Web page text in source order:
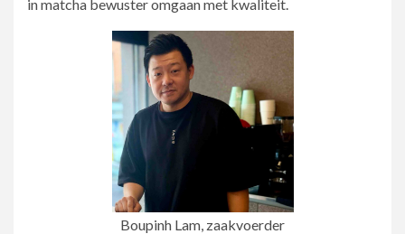
in matcha bewuster omgaan met kwaliteit.
Boupinh Lam, zaakvoerder